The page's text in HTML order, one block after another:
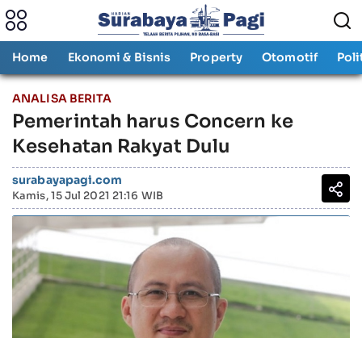
Home Ekonomi & Bisnis Property Otomotif
ANALISA BERITA
Pemerintah harus Concern ke
Kesehatan Rakyat Dulu
surabayapagi.com
Kamis, 15 Jul 2021 21:16 WIB